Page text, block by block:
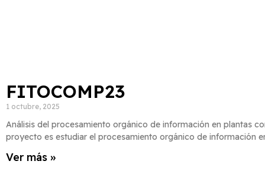
FITOCOMP23
1 octubre, 2025
Análisis del procesamiento orgánico de información en plantas
proyecto es estudiar el procesamiento orgánico de información
Ver más »